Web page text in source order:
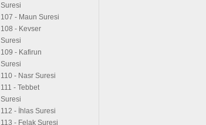
Suresi
107 - Maun Suresi
108 - Kevser
Suresi
109 - Kafirun
Suresi
110 - Nasr Suresi
111 - Tebbet
Suresi
112 - İhlas Suresi
113 - Felak Suresi